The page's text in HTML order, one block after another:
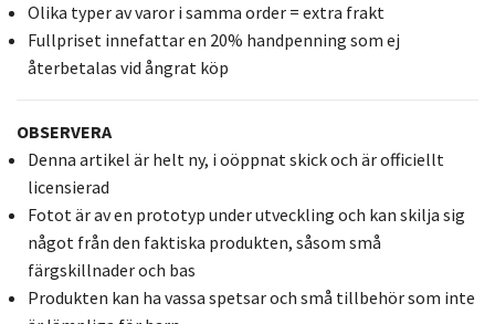
Olika typer av varor i samma order = extra frakt
Fullpriset innefattar en 20% handpenning som ej
återbetalas vid ångrat köp
OBSERVERA
Denna artikel är helt ny, i oöppnat skick och är officiellt
licensierad
Fotot är av en prototyp under utveckling och kan skilja sig
något från den faktiska produkten, såsom små
färgskillnader och bas
Produkten kan ha vassa spetsar och små tillbehör som inte